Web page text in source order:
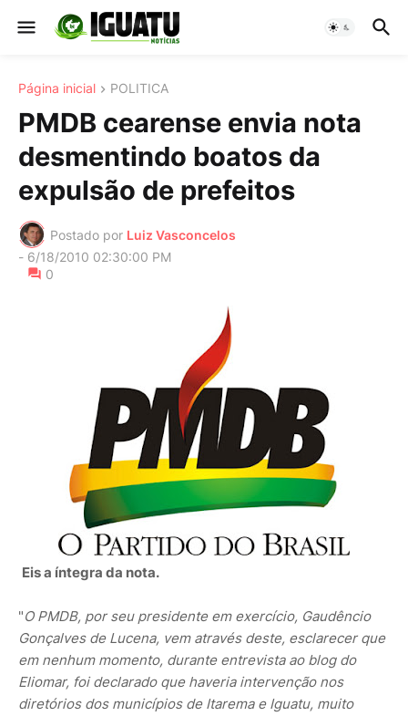
Página inicial POLITICA
PMDB cearense envia nota
desmentindo boatos da
expulsão de prefeitos
Postado por Luiz Vasconcelos
- 6/18/2010 02:30:00 PM
0
Eis a íntegra da nota.
"O PMDB, por seu presidente em exercício, Gaudêncio
Gonçalves de Lucena, vem através deste, esclarecer que
em nenhum momento, durante entrevista ao blog do
Eliomar, foi declarado que haveria intervenção nos
diretórios dos municípios de Itarema e Iguatu, muito